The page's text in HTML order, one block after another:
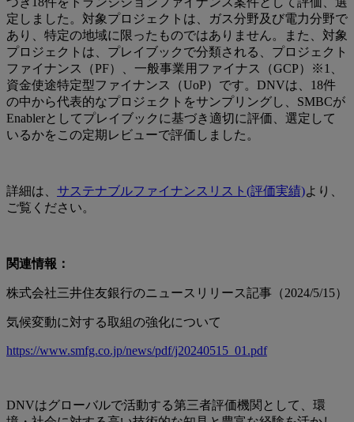
定しました。対象プロジェクトは、ガス分野及び電力分野で
あり、特定の地域に限ったものではありません。また、対象
プロジェクトは、プレイブックで分類される、プロジェクト
ファイナンス（PF）、一般事業用ファイナス（GCP）※1、
資金使途特定型ファイナンス（UoP）です。DNVは、18件
の中から代表的なプロジェクトをサンプリングし、SMBCが
Enablerとしてプレイブックに基づき適切に評価、選定して
いるかをこの定期レビューで評価しました。
詳細は、 サステナブルファイナンスリスト(評価実績)より、
ご覧ください。
関連情報：
株式会社三井住友銀行のニュースリリース記事（2024/5/15）
気候変動に対する取組の強化について
https://www.smfg.co.jp/news/pdf/j20240515_01.pdf
DNVはグローバルで活動する第三者評価機関として、環